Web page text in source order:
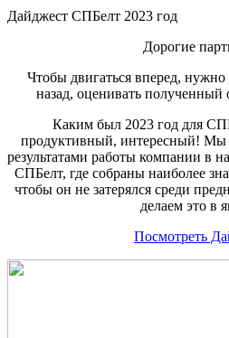
Дайджест СПБелт 2023 год
Дорогие
Чтобы двигаться вперед, нужно
назад, оценивать
Каким был 2023 год для
продуктивный, интересный! Мы
результатами работы компании в
СПБелт, где собраны наиболее
чтобы он не затерялся среди
делаем это в
Посмотреть